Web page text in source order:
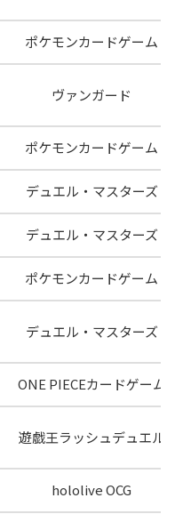
ポケモンカードゲーム
ヴァンガード
ポケモンカードゲーム
デュエル・マスターズ
デュエル・マスターズ
ポケモンカードゲーム
デュエル・マスターズ
ONE PIECEカードゲーム
遊戯王ラッシュデュエル
hololive OCG